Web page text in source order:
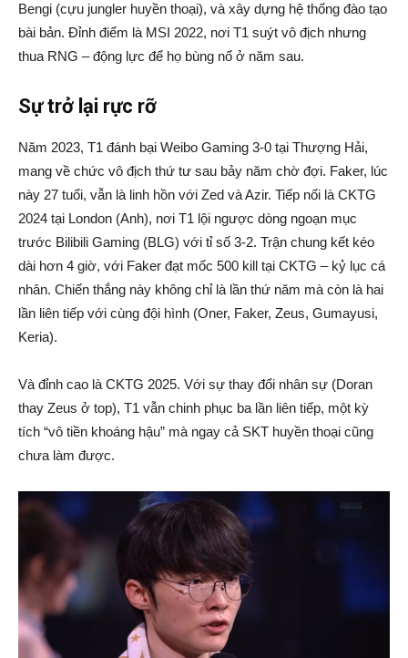
Bengi (cựu jungler huyền thoại), và xây dựng hệ thống đào tạo
bài bản. Đỉnh điểm là MSI 2022, nơi T1 suýt vô địch nhưng
thua RNG – động lực để họ bùng nổ ở năm sau.
Sự trở lại rực rỡ
Năm 2023, T1 đánh bại Weibo Gaming 3-0 tại Thượng Hải,
mang về chức vô địch thứ tư sau bảy năm chờ đợi. Faker, lúc
này 27 tuổi, vẫn là linh hồn với Zed và Azir. Tiếp nối là CKTG
2024 tại London (Anh), nơi T1 lội ngược dòng ngoạn mục
trước Bilibili Gaming (BLG) với tỉ số 3-2. Trận chung kết kéo
dài hơn 4 giờ, với Faker đạt mốc 500 kill tại CKTG – kỷ lục cá
nhân. Chiến thắng này không chỉ là lần thứ năm mà còn là hai
lần liên tiếp với cùng đội hình (Oner, Faker, Zeus, Gumayusi,
Keria).
Và đỉnh cao là CKTG 2025. Với sự thay đổi nhân sự (Doran
thay Zeus ở top), T1 vẫn chinh phục ba lần liên tiếp, một kỳ
tích “vô tiền khoáng hậu” mà ngay cả SKT huyền thoại cũng
chưa làm được.